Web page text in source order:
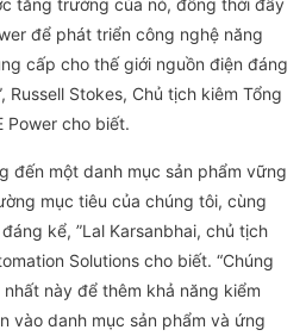
tăng trưởng của nó, đồng thời đẩy
để phát triển công nghệ năng
cấp cho thế giới nguồn điện đáng
Russell Stokes, Chủ tịch kiêm Tổng
Power cho biết.
đến một danh mục sản phẩm vững
mục tiêu của chúng tôi, cùng
kể, ”Lal Karsanbhai, chủ tịch
Solutions cho biết. “Chúng
này để thêm khả năng kiểm
vào danh mục sản phẩm và ứng